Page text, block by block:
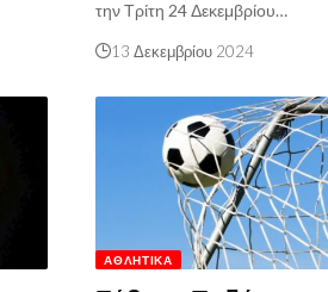
την Τρίτη 24 Δεκεμβρίου…
13 Δεκεμβρίου 2024
ΑΘΛΗΤΙΚΆ